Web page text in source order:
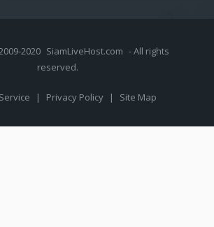
2020 SiamLiveHost.com - All rights
reserved.
| Privacy Policy | Site Map